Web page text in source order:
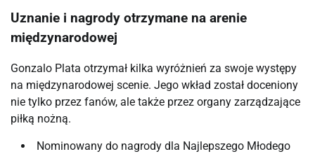
Uznanie i nagrody otrzymane na arenie
międzynarodowej
Gonzalo Plata otrzymał kilka wyróżnień za swoje występy
na międzynarodowej scenie. Jego wkład został doceniony
nie tylko przez fanów, ale także przez organy zarządzające
piłką nożną.
Nominowany do nagrody dla Najlepszego Młodego